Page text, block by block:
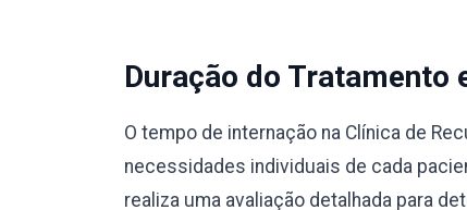
Duração do Tratamento
O tempo de internação na Clínica de
necessidades individuais de cada
realiza uma avaliação detalhada para